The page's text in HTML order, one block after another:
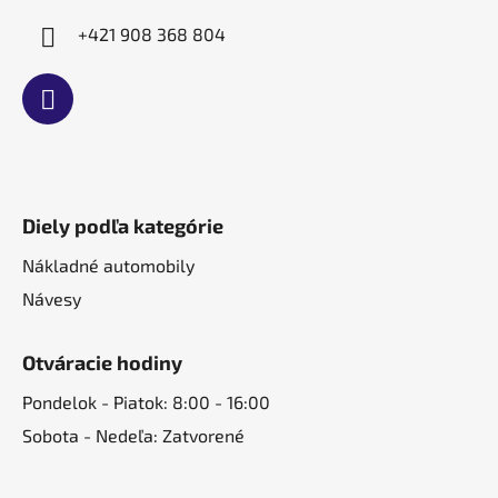
+421 908 368 804
Diely podľa kategórie
Nákladné automobily
Návesy
Otváracie hodiny
Pondelok - Piatok: 8:00 - 16:00
Sobota - Nedeľa: Zatvorené